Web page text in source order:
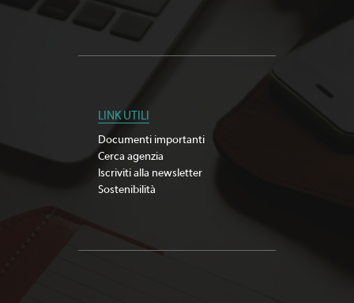
LINK UTILI
Documenti importanti
Cerca agenzia
Iscriviti alla newsletter
Sostenibilità